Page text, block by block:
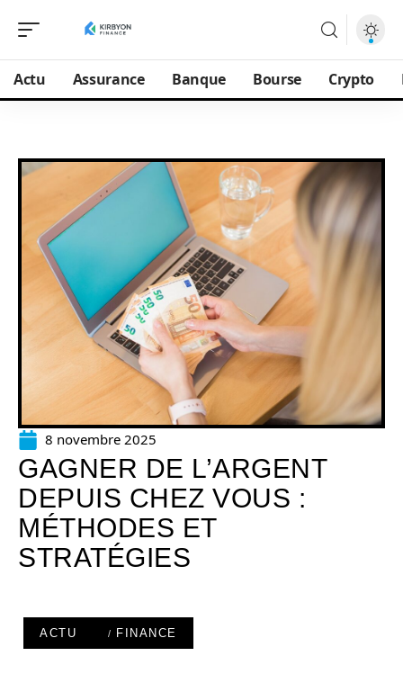
Actu Assurance Banque Bourse Crypto
8 novembre 2025
GAGNER DE L’ARGENT
DEPUIS CHEZ VOUS :
MÉTHODES ET
STRATÉGIES
ACTU FINANCE